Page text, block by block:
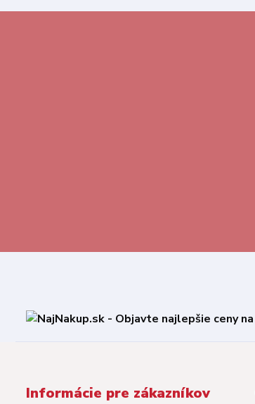
Informácie pre zákazníkov